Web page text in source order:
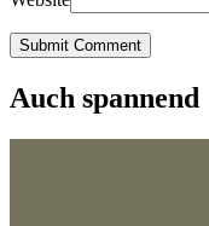
Submit Comment
Auch spannend